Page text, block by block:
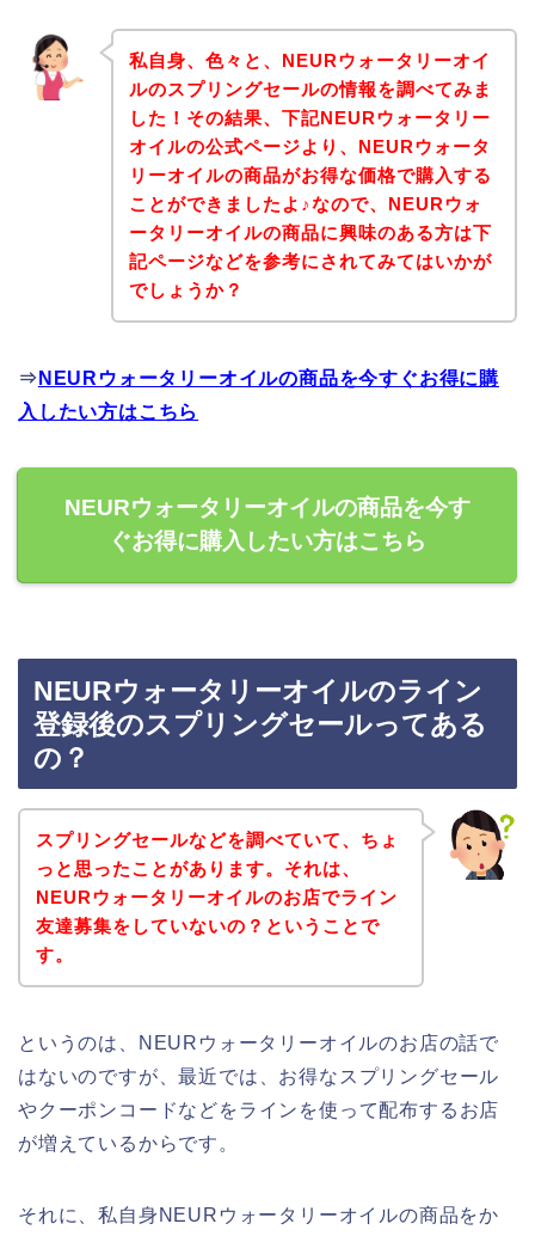
私自身、色々と、NEURウォータリーオイ
ルのスプリングセールの情報を調べてみま
した！その結果、下記NEURウォータリー
オイルの公式ページより、NEURウォータ
リーオイルの商品がお得な価格で購入する
ことができましたよ♪なので、NEURウォ
ータリーオイルの商品に興味のある方は下
記ページなどを参考にされてみてはいかが
でしょうか？
⇒ NEURウォータリーオイルの商品を今すぐお得に購
入したい方はこちら
NEURウォータリーオイルの商品を今す
ぐお得に購入したい方はこちら
NEURウォータリーオイルのライン
登録後のスプリングセールってある
の？
スプリングセールなどを調べていて、ちょ
っと思ったことがあります。それは、
NEURウォータリーオイルのお店でライン
友達募集をしていないの？ということで
す。
というのは、NEURウォータリーオイルのお店の話で
はないのですが、最近では、お得なスプリングセール
やクーポンコードなどをラインを使って配布するお店
が増えているからです。
それに、私自身NEURウォータリーオイルの商品をか